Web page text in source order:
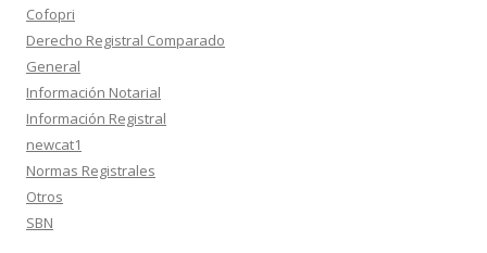
Cofopri
Derecho Registral Comparado
General
Información Notarial
Información Registral
newcat1
Normas Registrales
Otros
SBN